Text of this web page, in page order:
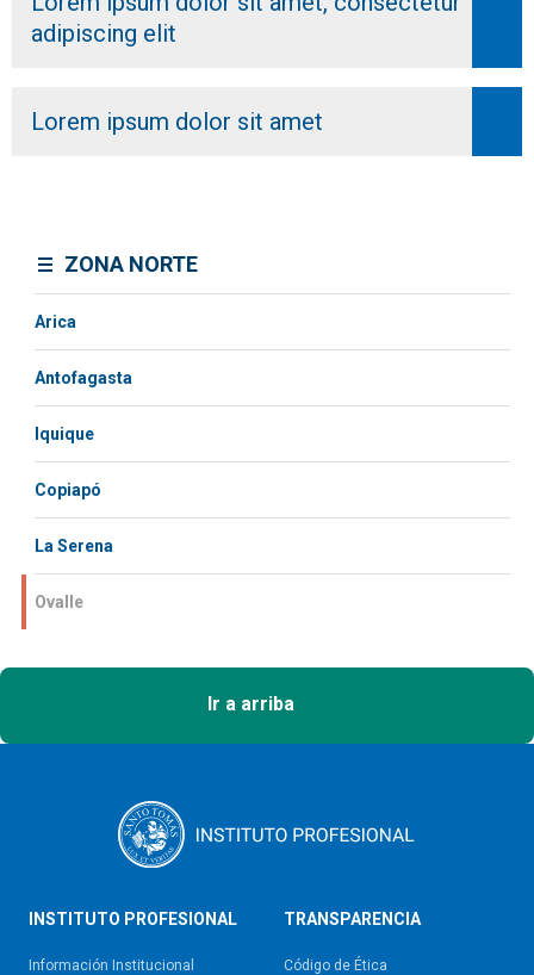
adipiscing elit
Lorem ipsum dolor sit amet
ZONA NORTE
Arica
Antofagasta
Iquique
Copiapó
La Serena
Ovalle
Ir a arriba
INSTITUTO PROFESIONAL
Información Institucional
TRANSPARENCIA
Código de Ética